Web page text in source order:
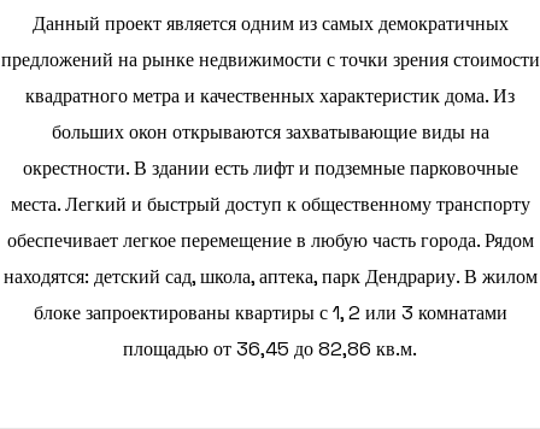
Данный проект является одним из самых демократичных
предложений на рынке недвижимости с точки зрения стоимости
квадратного метра и качественных характеристик дома. Из
больших окон открываются захватывающие виды на
окрестности. В здании есть лифт и подземные парковочные
места. Легкий и быстрый доступ к общественному транспорту
обеспечивает легкое перемещение в любую часть города. Рядом
находятся: детский сад, школа, аптека, парк Дендрариу. В жилом
блоке запроектированы квартиры с 1, 2 или 3 комнатами
площадью от 36,45 до 82,86 кв.м.